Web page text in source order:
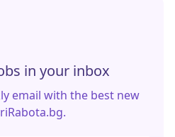
in your inbox
email with the best new